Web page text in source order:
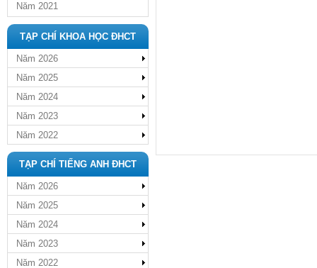
Năm 2021
TẠP CHÍ KHOA HỌC ĐHCT
Năm 2026
Năm 2025
Năm 2024
Năm 2023
Năm 2022
TẠP CHÍ TIẾNG ANH ĐHCT
Năm 2026
Năm 2025
Năm 2024
Năm 2023
Năm 2022